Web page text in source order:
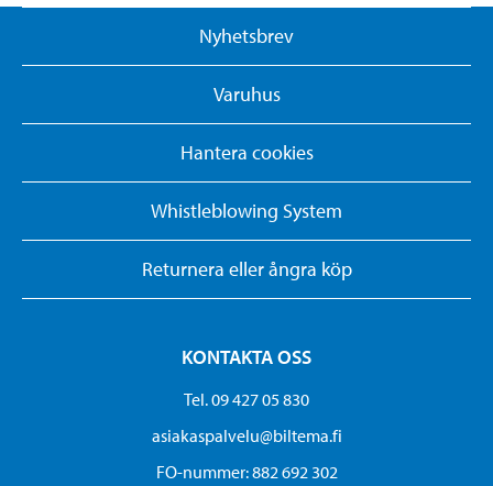
Nyhetsbrev
Varuhus
Hantera cookies
Whistleblowing System
Returnera eller ångra köp
KONTAKTA OSS
Tel. 09 427 05 830
asiakaspalvelu@biltema.fi
FO-nummer:​ 882 692 302